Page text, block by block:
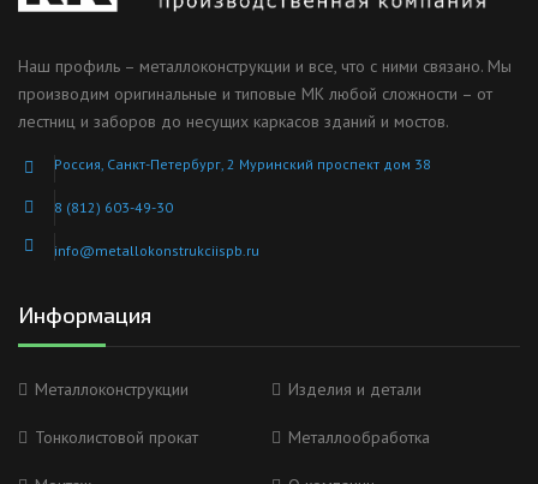
Наш профиль – металлоконструкции и все, что с ними связано. Мы
производим оригинальные и типовые МК любой сложности – от
лестниц и заборов до несущих каркасов зданий и мостов.
Россия, Санкт-Петербург, 2 Муринский проспект дом 38
8 (812) 603-49-30
info@metallokonstrukciispb.ru
Информация
Металлоконструкции Изделия и детали
Тонколистовой прокат Металлообработка